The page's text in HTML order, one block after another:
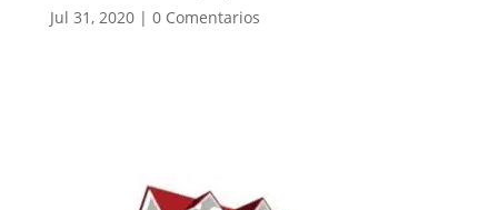
Jul 31, 2020| 0 Comentarios